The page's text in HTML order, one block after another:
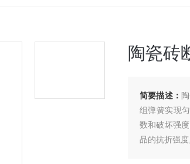
陶瓷砖
简要描述：
组弹簧实现
数和破坏强
品的抗折强